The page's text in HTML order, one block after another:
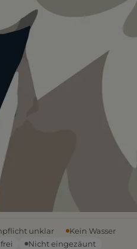
Tagfür
vor Ort, kein Wasser
für euren Ausflug.
unklar
Kein Wasser
Nicht eingezäunt